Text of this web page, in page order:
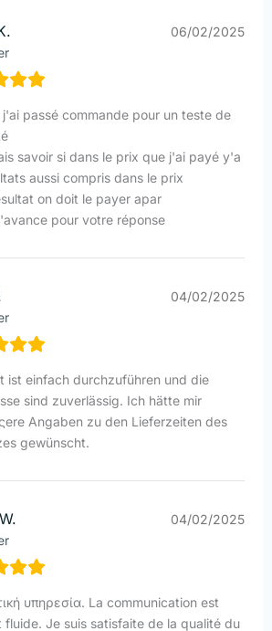
06/02/2025
j'ai passé commande pour un teste de
savoir si dans le prix que j'ai payé y'a
aussi compris dans le prix
on doit le payer apar
pour votre réponse
04/02/2025
ist einfach durchzuführen und die
sind zuverlässig. Ich hätte mir
Angaben zu den Lieferzeiten des
gewünscht.
04/02/2025
υπηρεσία. La communication est
fluide. Je suis satisfaite de la qualité du